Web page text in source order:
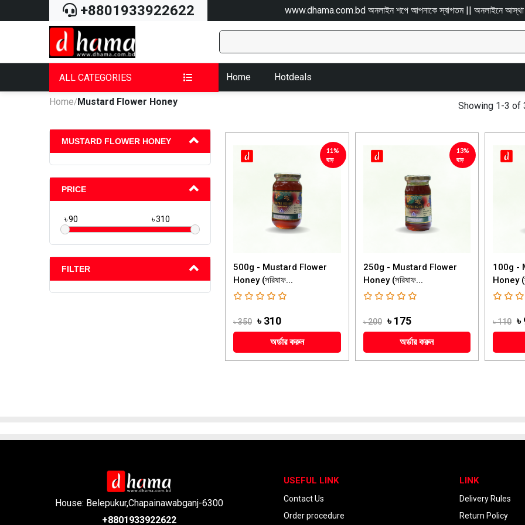
+8801933922622 www.dhama.com.bd অনলাইন শপে আপনাকে স্বাগতম || অনলাইনে আস্থা ও
ALL CATEGORIES Home Hotdeals
Home/Mustard Flower Honey Showing 1-3 of
MUSTARD FLOWER HONEY
PRICE
৳ ৳
FILTER
11%
ছাড়
500g - Mustard Flower
Honey (সরিষাফ...
৳ 350 ৳ 310
অর্ডার করুন
13%
ছাড়
250g - Mustard Flower
Honey (সরিষাফ...
৳ 200 ৳ 175
অর্ডার করুন
100g -
Honey
৳ 110 ৳
House: Belepukur,Chapainawabganj-6300
+8801933922622
USEFUL LINK
Contact Us
Order procedure
LINK
Delivery Rules
Return Policy